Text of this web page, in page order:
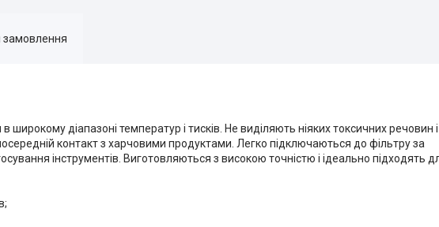
замовлення
широкому діапазоні температур і тисків. Не виділяють ніяких токсичних речовин
контакт з харчовими продуктами. Легко підключаються до фільтру за
інструментів. Виготовляються з високою точністю і ідеально підходять